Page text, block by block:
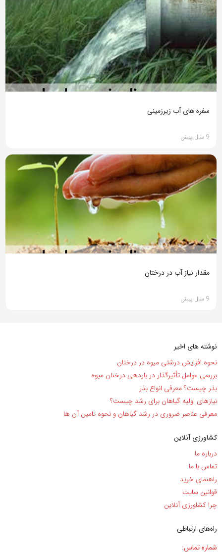
سفره های آب زیرزمینی
9 سال پیش
مقدار نیاز آب در درختان
9 سال پیش
نوشته های اخیر
نحوه افزایش درشتی میوه در درختان
بررسی عوامل تأثیرگذار در باردهی درختان میوه
بذر چیست؟ معرفی انواع بذر
نیاز‌های اولیه گیاهان برای رشد چیست؟
معرفی عناصر ضروری در رشد گیاهان و نحوه تامین آن ها
کشاورزی آنلاین
درباره ما
تماس با ما
راهنمای خرید
قوانین سایت
چرا کشاورزی آنلاین
راه‌های ارتباطی
شماره تماس: